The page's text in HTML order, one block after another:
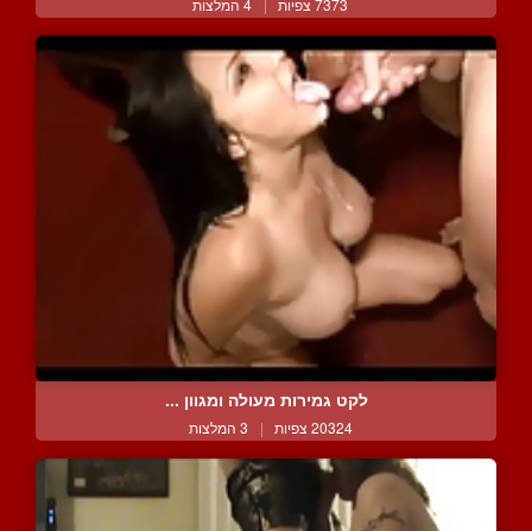
7373 צפיות | 4 המלצות
לקט גמירות מעולה ומגוון ...
20324 צפיות | 3 המלצות